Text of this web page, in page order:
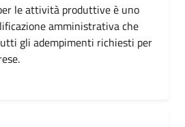
le attività produttive è uno
amministrativa che
gli adempimenti richiesti per